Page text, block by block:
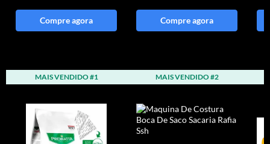
Compre agora Compre agora
MAIS VENDIDO #1 MAIS VENDIDO #2